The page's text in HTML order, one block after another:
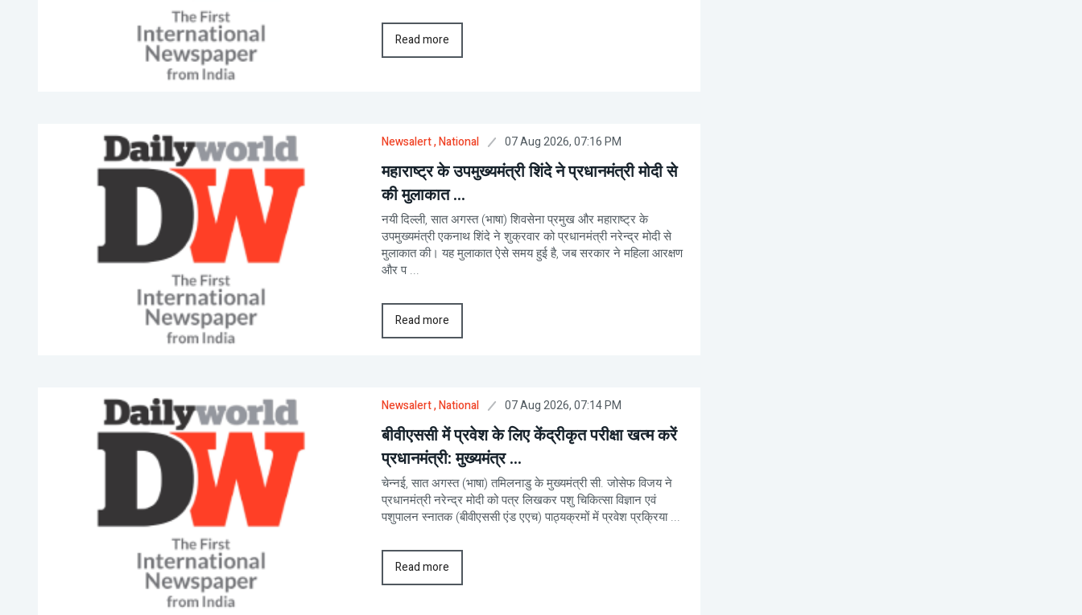
Read more
Newsalert, National 07 Aug 2026, 07:16 PM
महाराष्ट्र के उपमुख्यमंत्री शिंदे ने प्रधानमंत्री मोदी से
की मुलाकात ...
नयी दिल्ली, सात अगस्त (भाषा) शिवसेना प्रमुख और महाराष्ट्र के
उपमुख्यमंत्री एकनाथ शिंदे ने शुक्रवार को प्रधानमंत्री नरेन्द्र मोदी से
मुलाकात की। यह मुलाकात ऐसे समय हुई है, जब सरकार ने महिला आरक्षण
और प ...
Read more
Newsalert, National 07 Aug 2026, 07:14 PM
बीवीएससी में प्रवेश के लिए केंद्रीकृत परीक्षा खत्म करें
प्रधानमंत्री: मुख्यमंत्र ...
चेन्नई, सात अगस्त (भाषा) तमिलनाडु के मुख्यमंत्री सी. जोसेफ विजय ने
प्रधानमंत्री नरेन्द्र मोदी को पत्र लिखकर पशु चिकित्सा विज्ञान एवं
पशुपालन स्नातक (बीवीएससी एंड एएच) पाठ्यक्रमों में प्रवेश प्रक्रिया ...
Read more